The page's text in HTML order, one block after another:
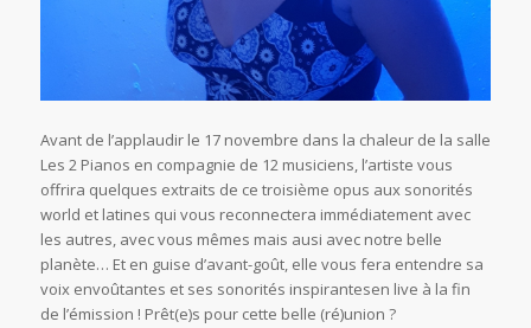
Avant de l’applaudir le 17 novembre dans la chaleur de la salle
Les 2 Pianos en compagnie de 12 musiciens, l’artiste vous
offrira quelques extraits de ce troisième opus aux sonorités
world et latines qui vous reconnectera immédiatement avec
les autres, avec vous mêmes mais ausi avec notre belle
planète… Et en guise d’avant-goût, elle vous fera entendre sa
voix envoûtantes et ses sonorités inspirantesen live à la fin
de l’émission ! Prêt(e)s pour cette belle (ré)union ?